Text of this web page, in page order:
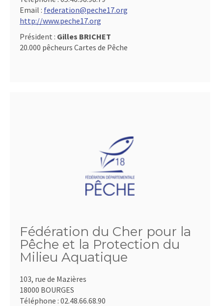
Email : federation@peche17.org
http://www.peche17.org
Président : Gilles BRICHET
20.000 pêcheurs Cartes de Pêche
Fédération du Cher pour la
Pêche et la Protection du
Milieu Aquatique
103, rue de Mazières
18000 BOURGES
Téléphone : 02.48.66.68.90